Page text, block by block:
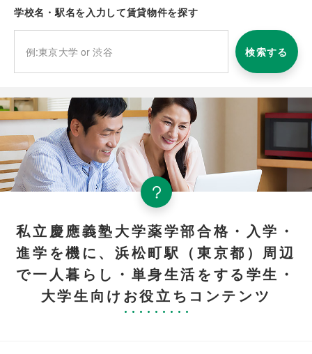
学校名・駅名を入力して賃貸物件を探す
検索する
私立慶應義塾大学薬学部合格・入学・
進学を機に、浜松町駅（東京都）周辺
で一人暮らし・単身生活をする学生・
大学生向けお役立ちコンテンツ